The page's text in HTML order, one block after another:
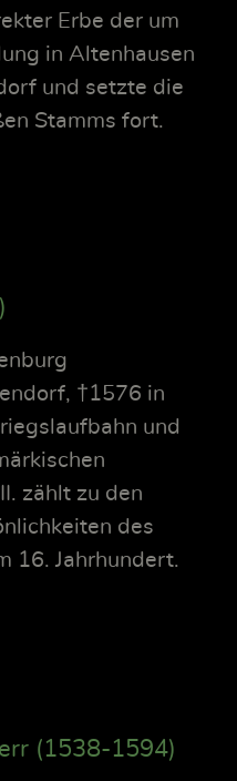
Erbe der um
in Altenhausen
und setzte die
Stamms fort.
†1576 in
und
zählt zu den
des
16. Jahrhundert.
(1538-1594)